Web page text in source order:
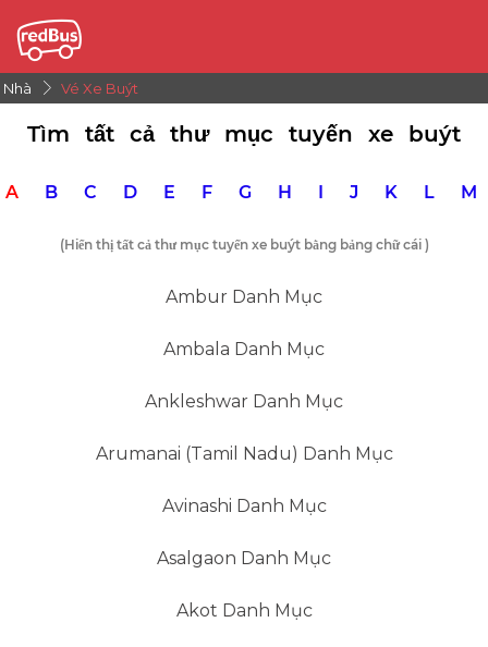
Nhà Vé Xe Buýt
Tìm tất cả thư mục tuyến xe buýt
A B C D E F G H I J K L
(Hiển thị tất cả thư mục tuyến xe buýt bằng bảng chữ cái )
Ambur Danh Mục
Ambala Danh Mục
Ankleshwar Danh Mục
Arumanai (tamil Nadu) Danh Mục
Avinashi Danh Mục
Asalgaon Danh Mục
Akot Danh Mục